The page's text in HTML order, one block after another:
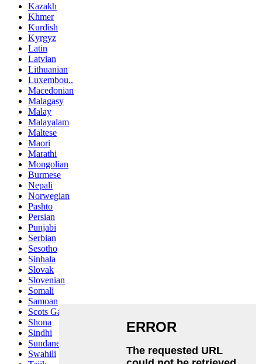
Kazakh
Khmer
Kurdish
Kyrgyz
Latin
Latvian
Lithuanian
Luxembou..
Macedonian
Malagasy
Malay
Malayalam
Maltese
Maori
Marathi
Mongolian
Burmese
Nepali
Norwegian
Pashto
Persian
Punjabi
Serbian
Sesotho
Sinhala
Slovak
Slovenian
Somali
Samoan
Scots Gaelic
Shona
Sindhi
Sundanese
Swahili